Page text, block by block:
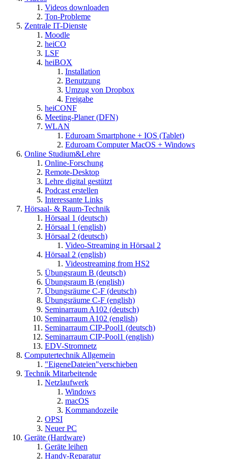
Videos downloaden
Ton-Probleme
Zentrale IT-Dienste
Moodle
heiCO
LSF
heiBOX
Installation
Benutzung
Umzug von Dropbox
Freigabe
heiCONF
Meeting-Planer (DFN)
WLAN
Eduroam Smartphone + IOS (Tablet)
Eduroam Computer MacOS + Windows
Online Studium&Lehre
Online-Forschung
Remote-Desktop
Lehre digital gestützt
Podcast erstellen
Interessante Links
Hörsaal- & Raum-Technik
Hörsaal 1 (deutsch)
Hörsaal 1 (english)
Hörsaal 2 (deutsch)
Video-Streaming in Hörsaal 2
Hörsaal 2 (english)
Videostreaming from HS2
Übungsraum B (deutsch)
Übungsraum B (english)
Übungsräume C-F (deutsch)
Übungsräume C-F (english)
Seminarraum A102 (deutsch)
Seminarraum A102 (english)
Seminarraum CIP-Pool1 (deutsch)
Seminarraum CIP-Pool1 (english)
EDV-Stromnetz
Computertechnik Allgemein
"EigeneDateien"verschieben
Technik Mitarbeitende
Netzlaufwerk
Windows
macOS
Kommandozeile
OPSI
Neuer PC
Geräte (Hardware)
Geräte leihen
Handy-Reparatur